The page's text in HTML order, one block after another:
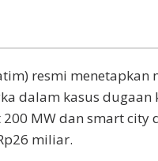
resmi
dalam kasus
MW dan smart city
miliar.